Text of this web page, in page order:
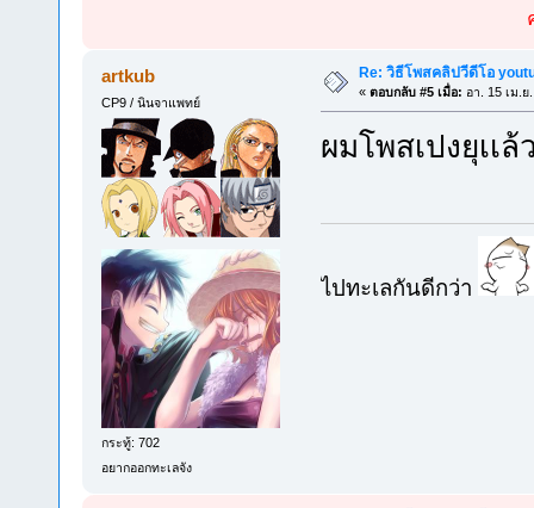
artkub
CP9 / นินจาแพทย์
กระทู้: 702
อยากออกทะเลจัง
Re: วิธีโพสคลิปวีดีโอ
« ตอบกลับ #5 เมื่อ: อา. 15 เม.ย
ผมโพสเปงยุเเล้
ไปทะเลกันดีกว่า